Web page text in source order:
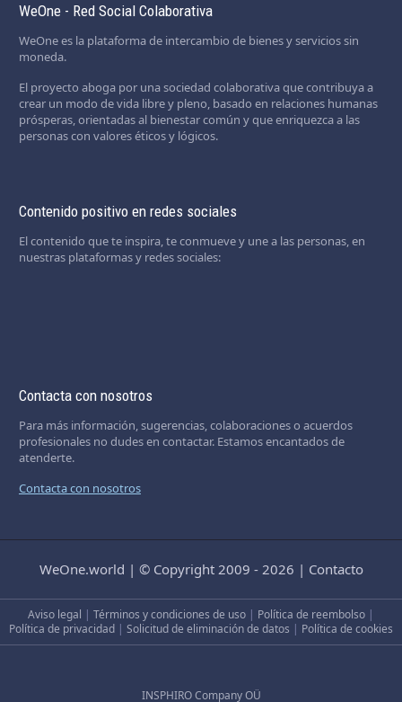
WeOne - Red Social Colaborativa
WeOne es la plataforma de intercambio de bienes y servicios sin
moneda.
El proyecto aboga por una sociedad colaborativa que contribuya a
crear un modo de vida libre y pleno, basado en relaciones humanas
prósperas, orientadas al bienestar común y que enriquezca a las
personas con valores éticos y lógicos.
Contenido positivo en redes sociales
El contenido que te inspira, te conmueve y une a las personas, en
nuestras plataformas y redes sociales:
Contacta con nosotros
Para más información, sugerencias, colaboraciones o acuerdos
profesionales no dudes en contactar. Estamos encantados de
atenderte.
Contacta con nosotros
WeOne.world | © Copyright 2009 - 2026 | Contacto
Aviso legal | Términos y condiciones de uso | Política de reembolso |
Política de privacidad | Solicitud de eliminación de datos | Política de cookies
INSPHIRO Company OÜ